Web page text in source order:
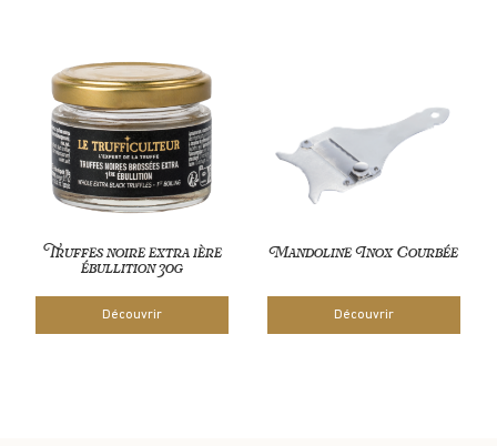
Truffes noire extra 1ère
ébullition 30g
Découvrir
Mandoline Inox Courbée
Découvrir